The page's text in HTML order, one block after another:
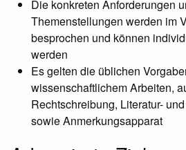
Die konkreten Anforderungen
Themenstellungen werden im
besprochen und können
werden
Es gelten die üblichen
wissenschaftlichem Arbeiten,
Rechtschreibung, Literatur-
sowie Anmerkungsapparat